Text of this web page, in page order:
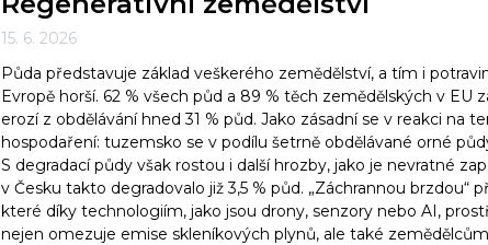
15. 6. 2026
Půda představuje základ veškerého zemědělství, a tím i
Evropě horší. 62 % všech půd a 89 % těch zemědělských v EU
erozí z obdělávání hned 31 % půd. Jako zásadní se v reakci
hospodaření: tuzemsko se v podílu šetrně obdělávané orné
S degradací půdy však rostou i další hrozby, jako je nevratné
v Česku takto degradovalo již 3,5 % půd. „Záchrannou
které díky technologiím, jako jsou drony, senzory nebo AI,
nejen omezuje emise skleníkových plynů, ale také